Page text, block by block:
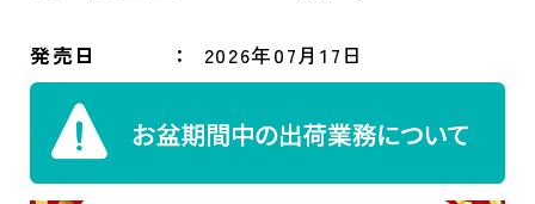
発売日 2026年07月17日